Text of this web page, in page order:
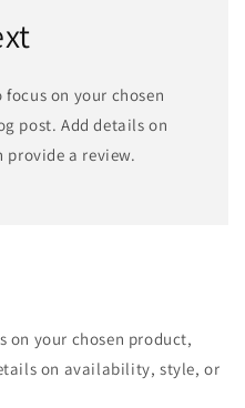
on your chosen
post. Add details on
a review.
on your chosen product,
on availability, style, or